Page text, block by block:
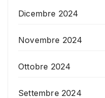
Dicembre 2024
Novembre 2024
Ottobre 2024
Settembre 2024